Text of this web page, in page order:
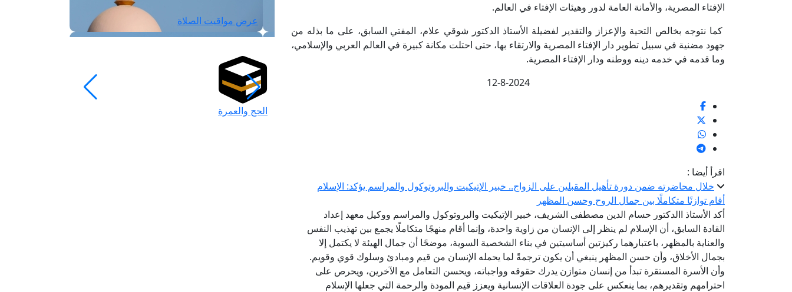
الإفتاء المصرية، والأمانة العامة لدور وهيئات الإفتاء في العالم.
كما نتوجه بخالص التحية والإعزاز والتقدير لفضيلة الأستاذ الدكتور شوقي علام، المفتي السابق، على ما بذله من
جهود مضنية في سبيل تطوير دار الإفتاء المصرية والارتقاء بها، حتى احتلت مكانة كبيرة في العالم العربي والإسلامي،
وما قدمه في خدمه دينه ووطنه ودار الإفتاء المصرية.
12-8-2024
اقرأ أيضا :
خلال محاضرته ضمن دورة تأهيل المقبلين على الزواج.. خبير الإتيكيت والبروتوكول والمراسم يؤكد: الإسلام
أقام توازنًا متكاملًا بين جمال الروح وحسن المظهر
أكد الأستاذ االدكتور حسام الدين مصطفى الشريف، خبير الإتيكيت والبروتوكول والمراسم ووكيل معهد إعداد
القادة السابق، أن الإسلام لم ينظر إلى الإنسان من زاوية واحدة، وإنما أقام منهجًا متكاملًا يجمع بين تهذيب النفس
والعناية بالمظهر، باعتبارهما ركيزتين أساسيتين في بناء الشخصية السوية، موضحًا أن جمال الهيئة لا يكتمل إلا
بجمال الأخلاق، وأن حسن المظهر ينبغي أن يكون ترجمةً لما يحمله الإنسان من قيم ومبادئ وسلوك قوي وقويم.
وأن الأسرة المستقرة تبدأ من إنسان متوازن يدرك حقوقه وواجباته، ويحسن التعامل مع الآخرين، ويحرص على
احترامهم وتقديرهم، بما ينعكس على جودة العلاقات الإنسانية ويعزز قيم المودة والرحمة التي جعلها الإسلام
عرض مواقيت الصلاة
الحج والعمرة